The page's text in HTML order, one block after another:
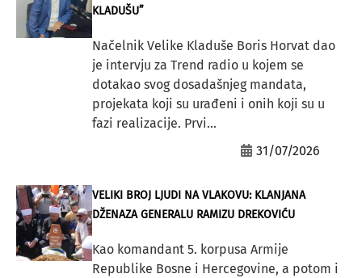
KLADUŠU”
Načelnik Velike Kladuše Boris Horvat dao
je intervju za Trend radio u kojem se
dotakao svog dosadašnjeg mandata,
projekata koji su urađeni i onih koji su u
fazi realizacije. Prvi...
31/07/2026
VELIKI BROJ LJUDI NA VLAKOVU: KLANJANA
DŽENAZA GENERALU RAMIZU DREKOVIĆU
Kao komandant 5. korpusa Armije
Republike Bosne i Hercegovine, a potom i